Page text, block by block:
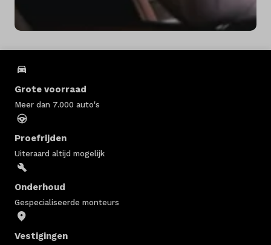
Grote voorraad
Meer dan 7.000 auto's
Proefrijden
Uiteraard altijd mogelijk
Onderhoud
Gespecialiseerde monteurs
Vestigingen